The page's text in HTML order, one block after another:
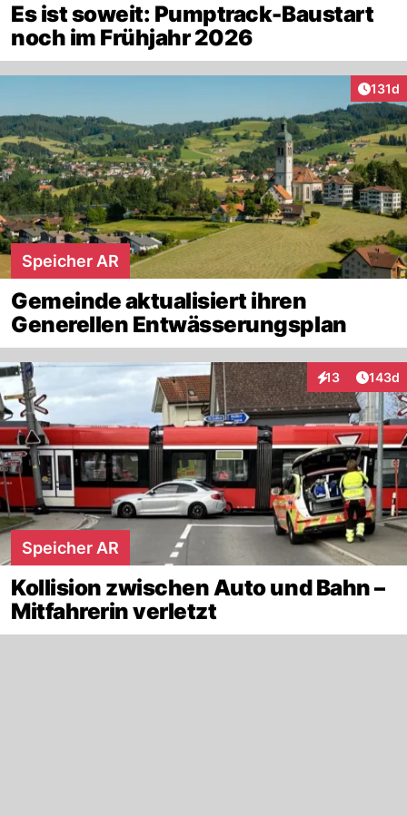
Es ist soweit: Pumptrack-Baustart
noch im Frühjahr 2026
131d
Speicher AR
Gemeinde aktualisiert ihren
Generellen Entwässerungsplan
13
Interaktionen
143d
Speicher AR
Kollision zwischen Auto und Bahn –
Mitfahrerin verletzt